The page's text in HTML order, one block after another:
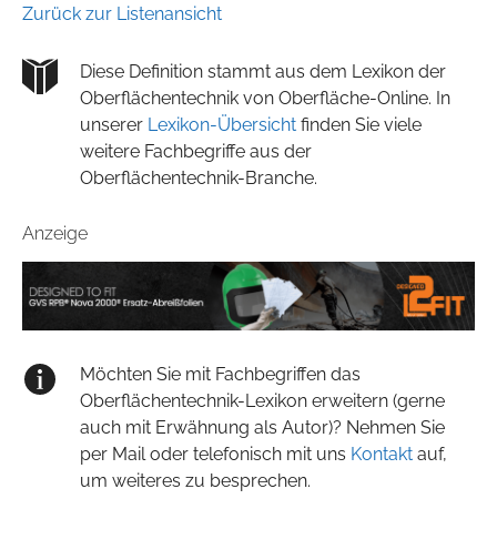
Zurück zur Listenansicht
Diese Definition stammt aus dem Lexikon der
Oberflächentechnik von Oberfläche-Online. In
unserer Lexikon-Übersicht finden Sie viele
weitere Fachbegriffe aus der
Oberflächentechnik-Branche.
Anzeige
Möchten Sie mit Fachbegriffen das
Oberflächentechnik-Lexikon erweitern (gerne
auch mit Erwähnung als Autor)? Nehmen Sie
per Mail oder telefonisch mit uns Kontakt auf,
um weiteres zu besprechen.